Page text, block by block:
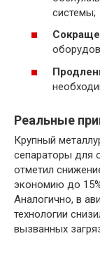
системы;
Реальные
Крупный
сепараторы для
отметил
экономию до
Аналогично, в
технологии
вызванных